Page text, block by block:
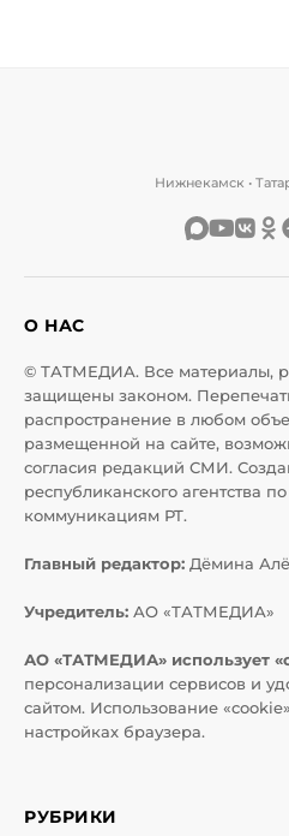
Нижнекамск •
О НАС
© ТАТМЕДИА. Все материалы,
защищены законом.
распространение в любом
размещенной на сайте,
согласия редакций СМИ.
республиканского агентства
коммуникациям РТ.
Главный редактор: Дёмина
Учредитель: АО «ТАТМЕДИА»
АО «ТАТМЕДИА» использует
персонализации сервисов и
сайтом. Использование
настройках браузера.
РУБРИКИ